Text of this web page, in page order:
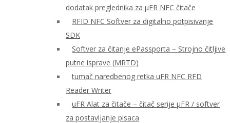
dodatak preglednika za μFR NFC čitače
RFID NFC Softver za digitalno potpisivanje
SDK
Softver za čitanje ePassporta – Strojno čitljive
putne isprave (MRTD)
tumač naredbenog retka uFR NFC RFD
Reader Writer
uFR Alat za čitače – čitač serije μFR / softver
za postavljanje pisaca